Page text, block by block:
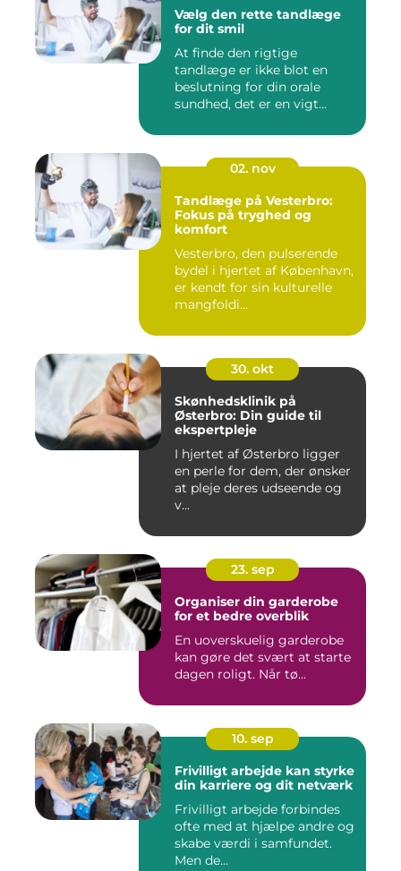
Vælg den rette tandlæge
for dit smil
At finde den rigtige
tandlæge er ikke blot en
beslutning for din orale
sundhed, det er en vigt...
02. nov
Tandlæge på Vesterbro:
Fokus på tryghed og
komfort
Vesterbro, den pulserende
bydel i hjertet af København,
er kendt for sin kulturelle
mangfoldi...
30. okt
Skønhedsklinik på
Østerbro: Din guide til
ekspertpleje
I hjertet af Østerbro ligger
en perle for dem, der ønsker
at pleje deres udseende og
v...
23. sep
Organiser din garderobe
for et bedre overblik
En uoverskuelig garderobe
kan gøre det svært at starte
dagen roligt. Når tø...
10. sep
Frivilligt arbejde kan styrke
din karriere og dit netværk
Frivilligt arbejde forbindes
ofte med at hjælpe andre og
skabe værdi i samfundet.
Men de...